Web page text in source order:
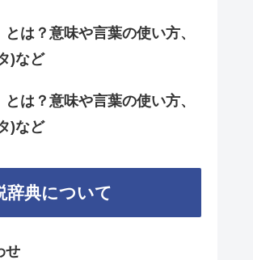
とは？意味や言葉の使い方、
)など
とは？意味や言葉の使い方、
)など
辞典について
せ